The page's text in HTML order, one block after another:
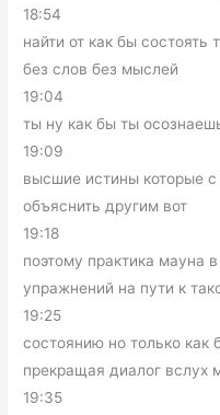
18:54
найти от как бы состоять
без слов без мыслей
19:04
ты ну как бы ты
19:09
высшие истины которые
объяснить другим вот
19:18
поэтому практика мауна
упражнений на пути к
19:25
состоянию но только как
прекращая диалог вслух
19:35